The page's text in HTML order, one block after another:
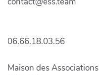
06.66.18.03.56
Maison des Associations